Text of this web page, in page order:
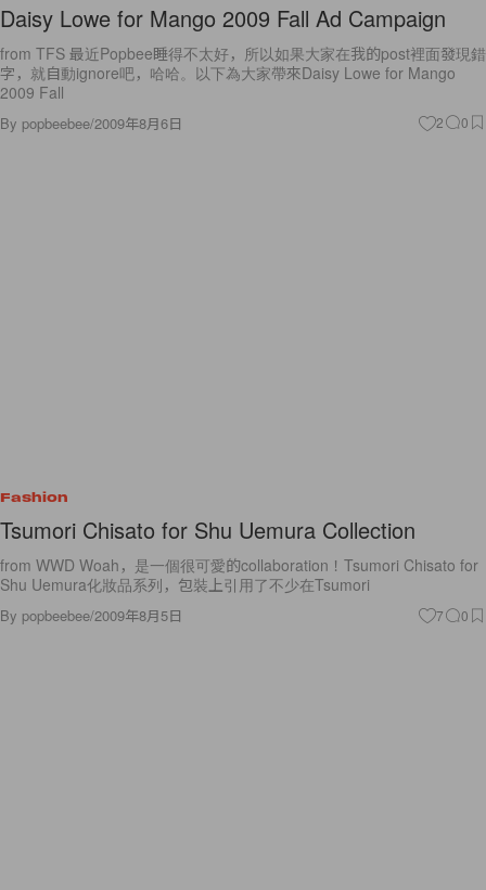
Daisy Lowe for Mango 2009 Fall Ad Campaign
from TFS 最近Popbee睡得不太好，所以如果大家在我的post裡面發現錯
字，就自動ignore吧，哈哈。以下為大家帶來Daisy Lowe for Mango
2009 Fall
By popbeebee/2009年8月6日 2 0
Fashion
Tsumori Chisato for Shu Uemura Collection
from WWD Woah，是一個很可愛的collaboration！Tsumori Chisato for
Shu Uemura化妝品系列，包裝上引用了不少在Tsumori
By popbeebee/2009年8月5日 7 0